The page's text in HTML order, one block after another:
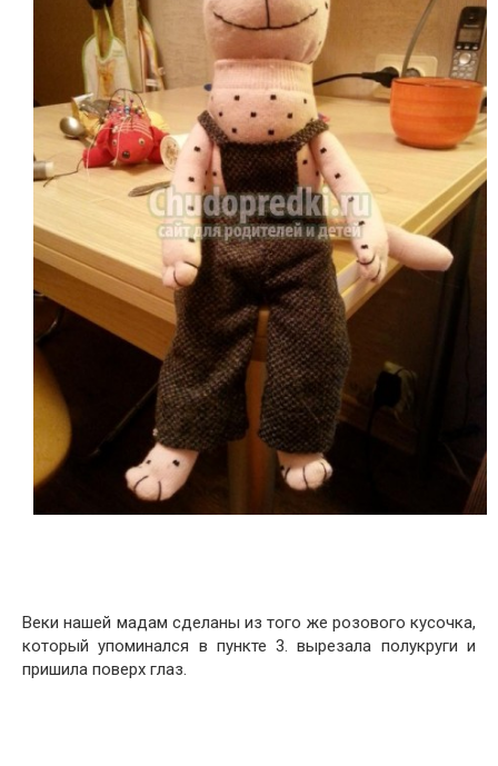
Веки нашей мадам сделаны из того же розового кусочка,
который упоминался в пункте 3. вырезала полукруги и
пришила поверх глаз.